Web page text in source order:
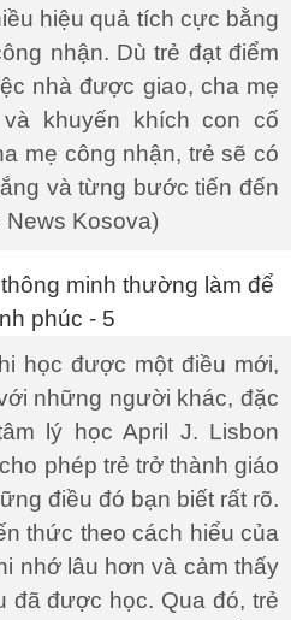
hiệu quả tích cực bằng
nhận. Dù trẻ đạt điểm
nhà được giao, cha mẹ
khuyến khích con cố
mẹ công nhận, trẻ sẽ có
và từng bước tiến đến
News Kosova)
học được một điều mới,
những người khác, đặc
lý học April J. Lisbon
phép trẻ trở thành giáo
điều đó bạn biết rất rõ.
thức theo cách hiểu của
nhớ lâu hơn và cảm thấy
đã được học. Qua đó, trẻ